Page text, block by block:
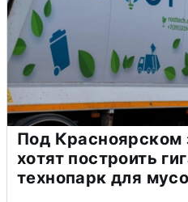
Под Красноярском
хотят построить
технопарк для